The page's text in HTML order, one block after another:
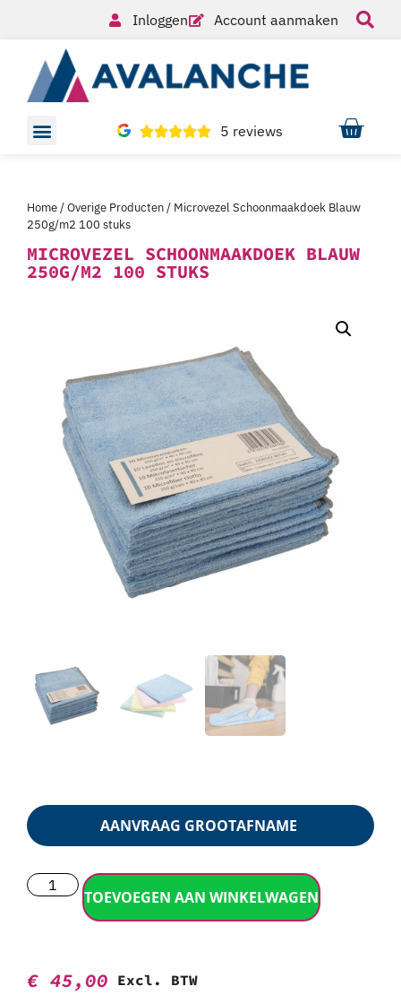
Inloggen Account aanmaken
5 reviews
Home/Overige Producten/ Microvezel Schoonmaakdoek Blauw
250g/m2 100 stuks
MICROVEZEL SCHOONMAAKDOEK BLAUW
250G/M2 100 STUKS
AANVRAAG GROOTAFNAME
TOEVOEGEN AAN WINKELWAGEN
€ 45,00 Excl. BTW